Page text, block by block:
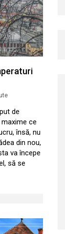
de
ce
însă, nu
din nou,
va începe
să se